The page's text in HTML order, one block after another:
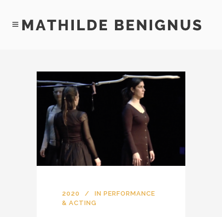
2020 IN PERFORMANCE
& ACTING